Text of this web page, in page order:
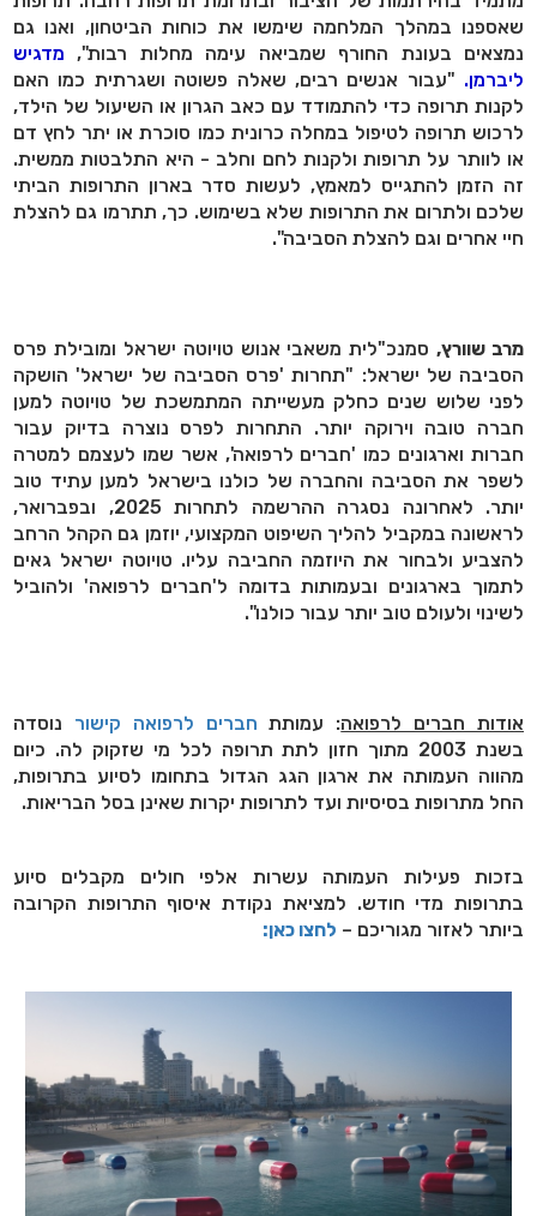
שאספנו במהלך המלחמה שימשו את כוחות הביטחון, ואנו גם
נמצאים בעונת החורף שמביאה עימה מחלות רבות",
מדגיש
ליברמן."עבור אנשים רבים, שאלה פשוטה ושגרתית כמו האם
לקנות תרופה כדי להתמודד עם כאב הגרון או השיעול של הילד,
לרכוש תרופה לטיפול במחלה כרונית כמו סוכרת או יתר לחץ דם
או לוותר על תרופות ולקנות לחם וחלב - היא התלבטות ממשית.
זה הזמן להתגייס למאמץ, לעשות סדר בארון התרופות הביתי
שלכם ולתרום את התרופות שלא בשימוש. כך, תתרמו גם להצלת
חיי אחרים וגם להצלת הסביבה".
מרב שוורץ,סמנכ"לית משאבי אנוש טויוטה ישראל ומובילת פרס
הסביבה של ישראל: "תחרות 'פרס הסביבה של ישראל' הושקה
לפני שלוש שנים כחלק מעשייתה המתמשכת של טויוטה למען
חברה טובה וירוקה יותר. התחרות לפרס נוצרה בדיוק עבור
חברות וארגונים כמו 'חברים לרפואה', אשר שמו לעצמם למטרה
לשפר את הסביבה והחברה של כולנו בישראל למען עתיד טוב
יותר. לאחרונה נסגרה ההרשמה לתחרות 2025, ובפברואר,
לראשונה במקביל להליך השיפוט המקצועי, יוזמן גם הקהל הרחב
להצביע ולבחור את היוזמה החביבה עליו. טויוטה ישראל גאים
לתמוך בארגונים ובעמותות בדומה ל'חברים לרפואה' ולהוביל
לשינוי ולעולם טוב יותר עבור כולנו".
אודות חברים לרפואה: עמותת חברים לרפואה קישורנוסדה
בשנת 2003 מתוך חזון לתת תרופה לכל מי שזקוק לה. כיום
מהווה העמותה את ארגון הגג הגדול בתחומו לסיוע בתרופות,
החל מתרופות בסיסיות ועד לתרופות יקרות שאינן בסל הבריאות.
בזכות פעילות העמותה עשרות אלפי חולים מקבלים סיוע
בתרופות מדי חודש. למציאת נקודת איסוף התרופות הקרובה
ביותר לאזור מגוריכם –לחצו כאן: